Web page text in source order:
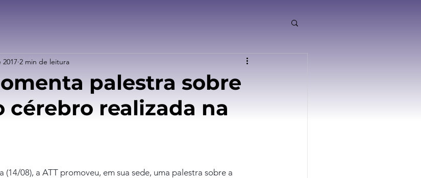
palestra sobre
cérebro realizada na
2 min de leitura
08), a ATT promoveu, em sua sede, uma palestra sobre a